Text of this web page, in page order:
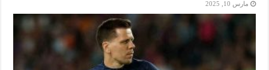
مارس 10, 2025